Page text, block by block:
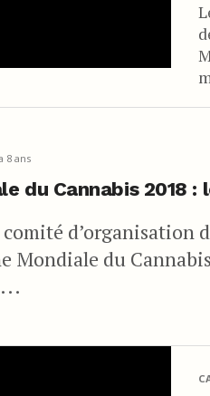
8 ans
du Cannabis 2018 :
d’organisation
Mondiale du